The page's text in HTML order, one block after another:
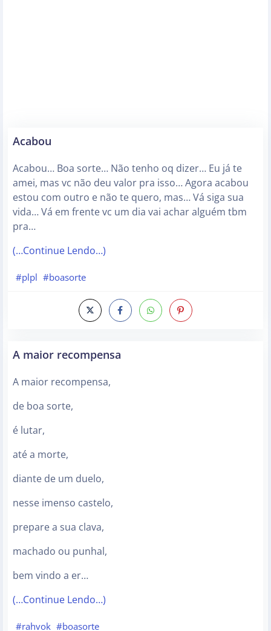
Acabou
Acabou… Boa sorte… Não tenho oq dizer… Eu já te
amei, mas vc não deu valor pra isso… Agora acabou
estou com outro e não te quero, mas… Vá siga sua
vida… Vá em frente vc um dia vai achar alguém tbm
pra…
(…Continue Lendo…)
#plpl #boasorte
A maior recompensa
A maior recompensa,
de boa sorte,
é lutar,
até a morte,
diante de um duelo,
nesse imenso castelo,
prepare a sua clava,
machado ou punhal,
bem vindo a er…
(…Continue Lendo…)
#rahvok #boasorte